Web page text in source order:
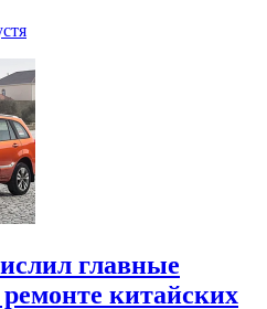
главные
китайских